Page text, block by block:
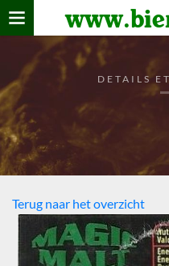
Home
verzamelen
De bierkaart
Bezoekers
DETAILS
Terug naar het overzicht